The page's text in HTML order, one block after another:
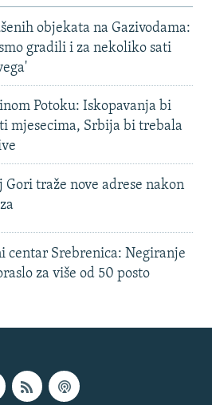
objekata na Gazivodama:
gradili i za nekoliko sati
Potoku: Iskopavanja bi
mjesecima, Srbija bi trebala
Gori traže nove adrese nakon
centar Srebrenica: Negiranje
za više od 50 posto